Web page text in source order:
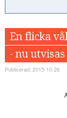
En flicka
- nu
Publicerad: 2015-10-26